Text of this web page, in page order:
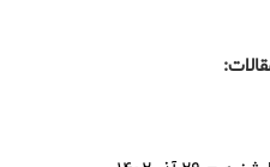
مقالات: